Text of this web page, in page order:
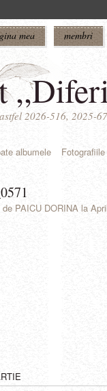
mea membri
2026-516, 2025-
albumele
de PAICU DORINA la